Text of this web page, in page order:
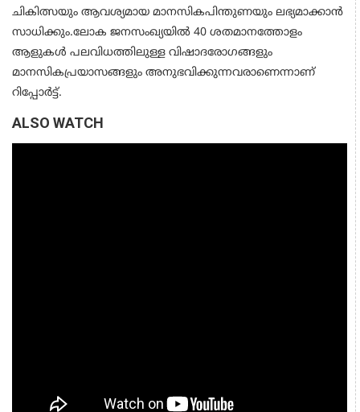
ചികിത്സയും ആവശ്യമായ മാനസികപിന്തുണയും ലഭ്യമാക്കാന്‍
സാധിക്കും.ലോക ജനസംഖ്യയില്‍ 40 ശതമാനത്തോളം
ആളുകള്‍ പലവിധത്തിലുള്ള വിഷാദരോഗങ്ങളും
മാനസികപ്രയാസങ്ങളും അനുഭവിക്കുന്നവരാണെന്നാണ്
റിപ്പോര്‍ട്ട്.
ALSO WATCH